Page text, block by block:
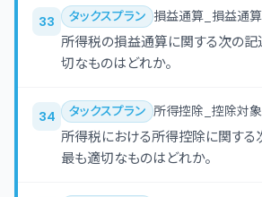
33 タックスプラン 損益通算_損益通
所得税の損益通算に関する次の記
切なものはどれか。
34 タックスプラン 所得控除_控除対
所得税における所得控除に関する
最も適切なものはどれか。